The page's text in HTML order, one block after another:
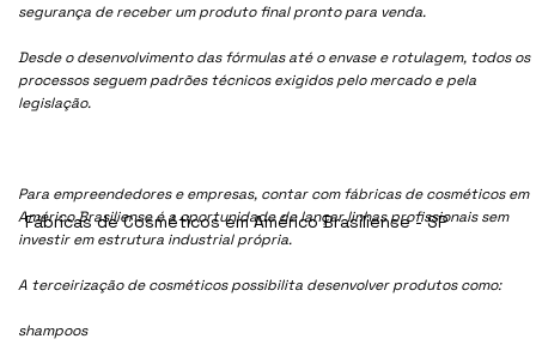
segurança de receber um produto final pronto para venda.
Desde o desenvolvimento das fórmulas até o envase e rotulagem, todos os
processos seguem padrões técnicos exigidos pelo mercado e pela
legislação.
Para empreendedores e empresas, contar com fábricas de cosméticos em
Américo Brasiliense é a oportunidade de lançar linhas profissionais sem
investir em estrutura industrial própria.
A terceirização de cosméticos possibilita desenvolver produtos como:
shampoos
Fábricas de Cosméticos em Américo Brasiliense - SP